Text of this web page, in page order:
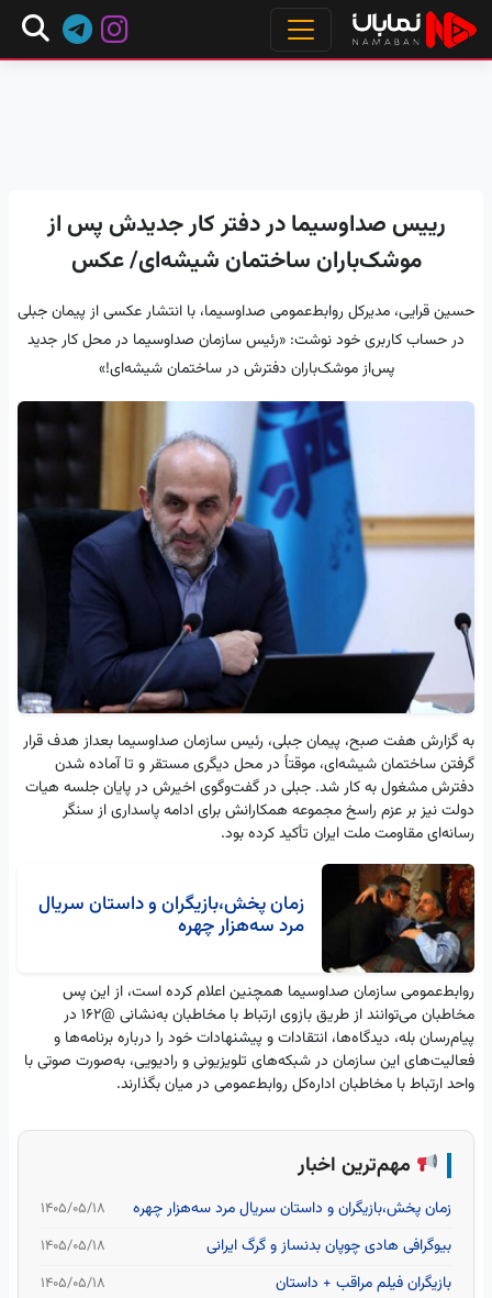
رییس صداوسیما در دفتر کار جدیدش پس از
موشک‌باران ساختمان شیشه‌ای/ عکس
حسین قرایی، مدیرکل روابط‌عمومی صداوسیما، با انتشار عکسی از پیمان جبلی
در حساب کاربری خود نوشت: «رئیس سازمان صداوسیما در محل کار جدید
پس‌از موشک‌باران دفترش در ساختمان شیشه‌ای!»
به گزارش هفت صبح، پیمان جبلی، رئیس سازمان صداوسیما بعداز هدف قرار
گرفتن ساختمان شیشه‌ای، موقتاً در محل دیگری مستقر و تا آماده شدن
دفترش مشغول به کار شد. جبلی در گفت‌وگوی اخیرش در پایان جلسه هیات
دولت نیز بر عزم راسخ مجموعه همکارانش برای ادامه پاسداری از سنگر
رسانه‌ای مقاومت ملت ایران تأکید کرده بود.
زمان پخش،بازیگران و داستان سریال
مرد سه‌هزار چهره
روابط‌عمومی سازمان صداوسیما همچنین اعلام کرده است، از این پس
مخاطبان می‌توانند از طریق بازوی ارتباط با مخاطبان به‌نشانی @162 در
پیام‌رسان بله، دیدگاه‌ها، انتقادات و پیشنهادات خود را درباره برنامه‌ها و
فعالیت‌های این سازمان در شبکه‌های تلویزیونی و رادیویی، به‌صورت صوتی با
واحد ارتباط با مخاطبان اداره‌کل روابط‌عمومی در میان بگذارند.
مهم‌ترین اخبار
زمان پخش،بازیگران و داستان سریال مرد سه‌هزار چهره ۱۴۰۵/۰۵/۱۸
بیوگرافی هادی چوپان بدنساز و گرگ ایرانی ۱۴۰۵/۰۵/۱۸
بازیگران فیلم مراقب + داستان ۱۴۰۵/۰۵/۱۸